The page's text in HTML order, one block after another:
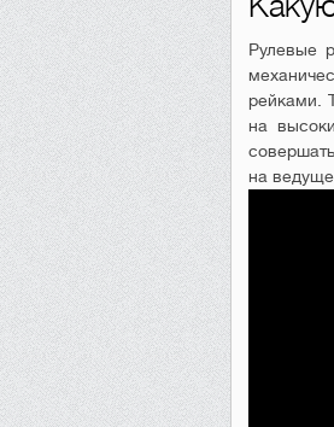
Рулевые
рейками.
на
на